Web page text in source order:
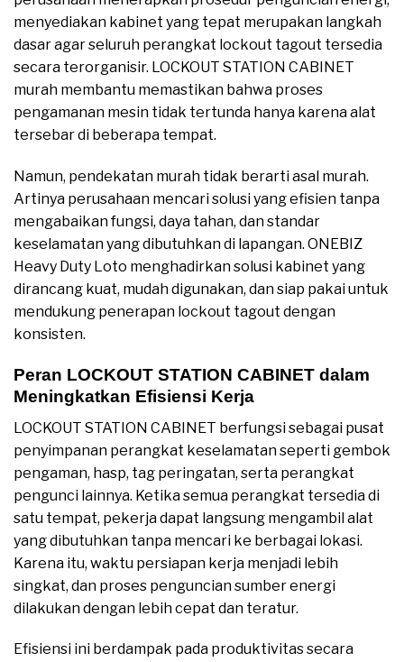
menyediakan kabinet yang tepat merupakan langkah
dasar agar seluruh perangkat lockout tagout tersedia
secara terorganisir. LOCKOUT STATION CABINET
murah membantu memastikan bahwa proses
pengamanan mesin tidak tertunda hanya karena alat
tersebar di beberapa tempat.
Namun, pendekatan murah tidak berarti asal murah.
Artinya perusahaan mencari solusi yang efisien tanpa
mengabaikan fungsi, daya tahan, dan standar
keselamatan yang dibutuhkan di lapangan. ONEBIZ
Heavy Duty Loto menghadirkan solusi kabinet yang
dirancang kuat, mudah digunakan, dan siap pakai untuk
mendukung penerapan lockout tagout dengan
konsisten.
Peran LOCKOUT STATION CABINET dalam
Meningkatkan Efisiensi Kerja
LOCKOUT STATION CABINET berfungsi sebagai pusat
penyimpanan perangkat keselamatan seperti gembok
pengaman, hasp, tag peringatan, serta perangkat
pengunci lainnya. Ketika semua perangkat tersedia di
satu tempat, pekerja dapat langsung mengambil alat
yang dibutuhkan tanpa mencari ke berbagai lokasi.
Karena itu, waktu persiapan kerja menjadi lebih
singkat, dan proses penguncian sumber energi
dilakukan dengan lebih cepat dan teratur.
Efisiensi ini berdampak pada produktivitas secara